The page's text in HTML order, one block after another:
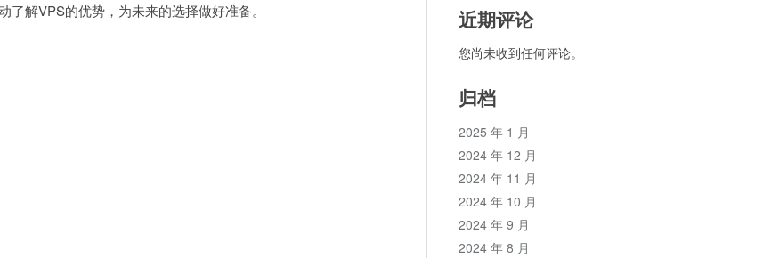
解VPS的优势，为未来的选择做好准备。
近期评论
您尚未收到任何评论。
归档
2025 年 1 月
2024 年 12 月
2024 年 11 月
2024 年 10 月
2024 年 9 月
2024 年 8 月